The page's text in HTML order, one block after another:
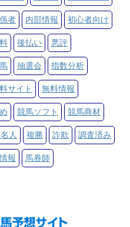
者 内部情報 初心者向け
後払い 悪評
抽選会 指数分析
サイト 無料情報
競馬ソフト 競馬商材
人 複勝 詐欺 調査済み
報 馬券師